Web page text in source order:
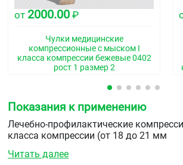
от 2000.00 ₽
Чулки медицинские
компрессионные с мыском I
класса компрессии бежевые 0402
рост 1 размер 2
Показания к применению
Лечебно-профилактические
класса компрессии (от 18 до 21 мм
использования:
Читать далее